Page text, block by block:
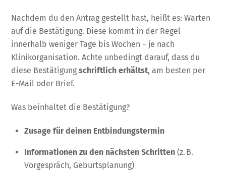
Nachdem du den Antrag gestellt hast, heißt es: Warten
auf die Bestätigung. Diese kommt in der Regel
innerhalb weniger Tage bis Wochen – je nach
Klinikorganisation. Achte unbedingt darauf, dass du
diese Bestätigungschriftlich erhältst, am besten per
E-Mail oder Brief.
Was beinhaltet die Bestätigung?
Zusage für deinen Entbindungstermin
Informationen zu den nächsten Schritten (z. B.
Vorgespräch, Geburtsplanung)